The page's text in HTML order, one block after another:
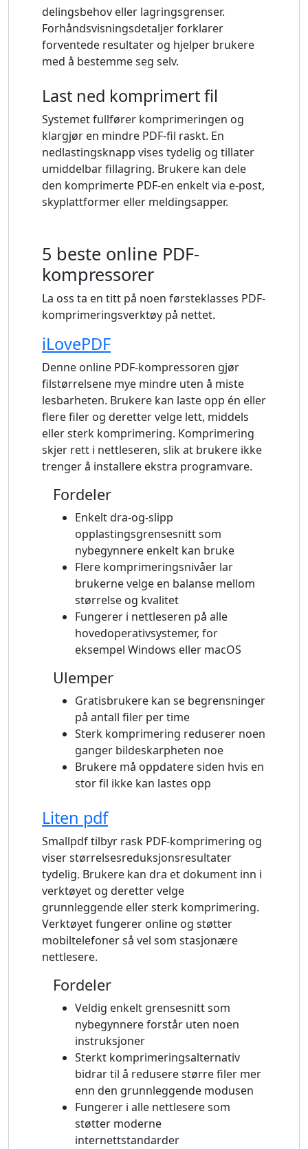
delingsbehov eller lagringsgrenser.
Forhåndsvisningsdetaljer forklarer
forventede resultater og hjelper brukere
med å bestemme seg selv.
Last ned komprimert fil
Systemet fullfører komprimeringen og
klargjør en mindre PDF-fil raskt. En
nedlastingsknapp vises tydelig og tillater
umiddelbar fillagring. Brukere kan dele
den komprimerte PDF-en enkelt via e-post,
skyplattformer eller meldingsapper.
5 beste online PDF-
kompressorer
La oss ta en titt på noen førsteklasses PDF-
komprimeringsverktøy på nettet.
iLovePDF
Denne online PDF-kompressoren gjør
filstørrelsene mye mindre uten å miste
lesbarheten. Brukere kan laste opp én eller
flere filer og deretter velge lett, middels
eller sterk komprimering. Komprimering
skjer rett i nettleseren, slik at brukere ikke
trenger å installere ekstra programvare.
Fordeler
Enkelt dra-og-slipp
opplastingsgrensesnitt som
nybegynnere enkelt kan bruke
Flere komprimeringsnivåer lar
brukerne velge en balanse mellom
størrelse og kvalitet
Fungerer i nettleseren på alle
hovedoperativsystemer, for
eksempel Windows eller macOS
Ulemper
Gratisbrukere kan se begrensninger
på antall filer per time
Sterk komprimering reduserer noen
ganger bildeskarpheten noe
Brukere må oppdatere siden hvis en
stor fil ikke kan lastes opp
Liten pdf
Smallpdf tilbyr rask PDF-komprimering og
viser størrelsesreduksjonsresultater
tydelig. Brukere kan dra et dokument inn i
verktøyet og deretter velge
grunnleggende eller sterk komprimering.
Verktøyet fungerer online og støtter
mobiltelefoner så vel som stasjonære
nettlesere.
Fordeler
Veldig enkelt grensesnitt som
nybegynnere forstår uten noen
instruksjoner
Sterkt komprimeringsalternativ
bidrar til å redusere større filer mer
enn den grunnleggende modusen
Fungerer i alle nettlesere som
støtter moderne
internettstandarder